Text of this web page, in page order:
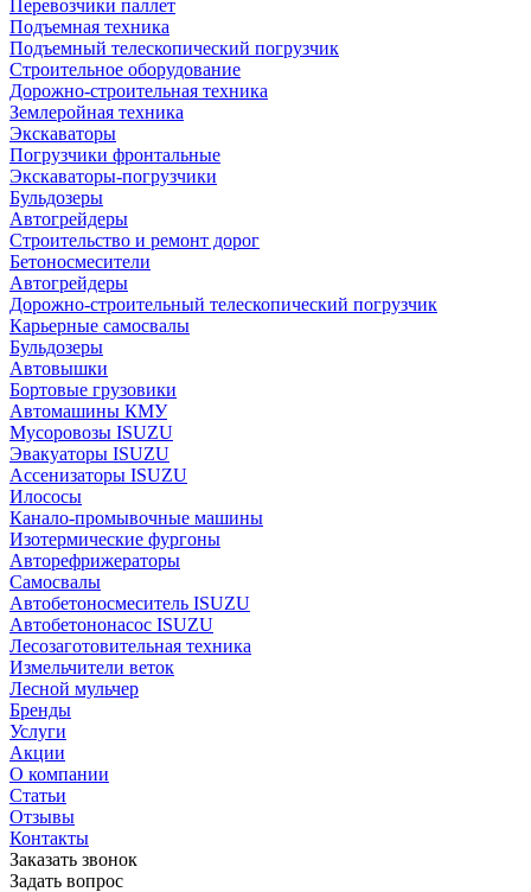
Перевозчики паллет
Подъемная техника
Подъемный телескопический погрузчик
Строительное оборудование
Дорожно-строительная техника
Землеройная техника
Экскаваторы
Погрузчики фронтальные
Экскаваторы-погрузчики
Бульдозеры
Автогрейдеры
Строительство и ремонт дорог
Бетоносмесители
Автогрейдеры
Дорожно-строительный телескопический погрузчик
Карьерные самосвалы
Бульдозеры
Автовышки
Бортовые грузовики
Автомашины КМУ
Мусоровозы ISUZU
Эвакуаторы ISUZU
Ассенизаторы ISUZU
Илососы
Канало-промывочные машины
Изотермические фургоны
Авторефрижераторы
Самосвалы
Автобетоносмеситель ISUZU
Автобетононасос ISUZU
Лесозаготовительная техника
Измельчители веток
Лесной мульчер
Бренды
Услуги
Акции
О компании
Статьи
Отзывы
Контакты
Заказать звонок
Задать вопрос